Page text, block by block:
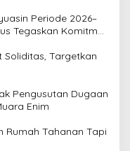
Periode 2026–
Tegaskan Komitmen
Soliditas, Targetkan
Pengusutan Dugaan
Enim
Rumah Tahanan Tapi